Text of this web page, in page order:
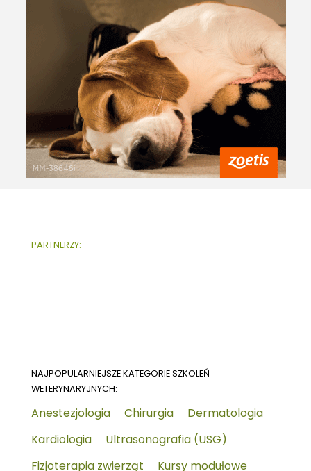
PARTNERZY:
NAJPOPULARNIEJSZE KATEGORIE SZKOLEŃ
WETERYNARYJNYCH:
Anestezjologia Chirurgia
Dermatologia
Kardiologia
Ultrasonografia (USG)
Fizjoterapia zwierząt
Kursy modułowe